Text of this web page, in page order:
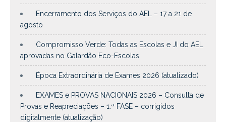
Encerramento dos Serviços do AEL – 17 a 21 de
agosto
Compromisso Verde: Todas as Escolas e JI do AEL
aprovadas no Galardão Eco-Escolas
Época Extraordinária de Exames 2026 (atualizado)
EXAMES e PROVAS NACIONAIS 2026 – Consulta de
Provas e Reapreciações – 1.ª FASE – corrigidos
digitalmente (atualização)